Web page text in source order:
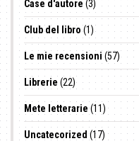
Case d'autore(3)
Club del libro(1)
Le mie recensioni(57)
Librerie(22)
Mete letterarie(11)
Uncatecorized (17)